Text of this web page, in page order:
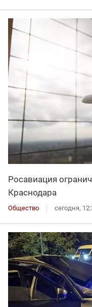
Росавиация
Краснодара
Общество сегодня,